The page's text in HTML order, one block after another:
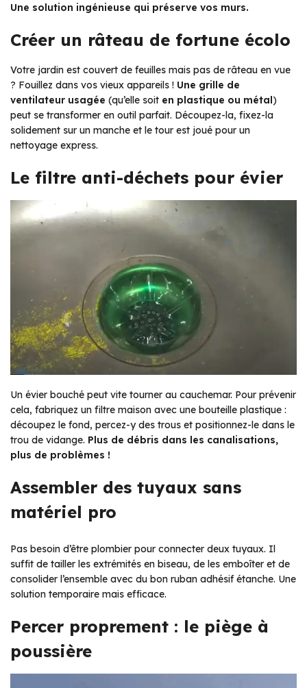
Une solution ingénieuse qui préserve vos murs.
Créer un râteau de fortune écolo
Votre jardin est couvert de feuilles mais pas de râteau en vue
? Fouillez dans vos vieux appareils ! Une grille de
ventilateur usagée (qu’elle soit en plastique ou métal)
peut se transformer en outil parfait. Découpez-la, fixez-la
solidement sur un manche et le tour est joué pour un
nettoyage express.
Le filtre anti-déchets pour évier
Un évier bouché peut vite tourner au cauchemar. Pour prévenir
cela, fabriquez un filtre maison avec une bouteille plastique :
découpez le fond, percez-y des trous et positionnez-le dans le
trou de vidange. Plus de débris dans les canalisations,
plus de problèmes !
Assembler des tuyaux sans
matériel pro
Pas besoin d’être plombier pour connecter deux tuyaux. Il
suffit de tailler les extrémités en biseau, de les emboîter et de
consolider l’ensemble avec du bon ruban adhésif étanche. Une
solution temporaire mais efficace.
Percer proprement : le piège à
poussière